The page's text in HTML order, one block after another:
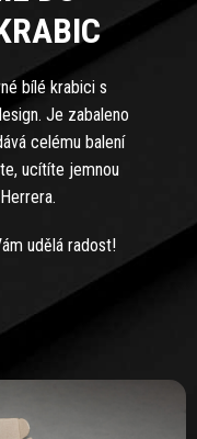
bílé krabici s
Je zabaleno
celému balení
ucítíte jemnou
udělá radost!